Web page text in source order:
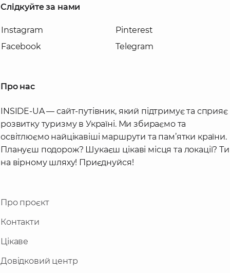
можливість вступу без конкурсу для тих, хто
вже закінчив інші вищі навчальні заклади.
Перші заняття в інституті розпочалися 1
інститутом.
Після завершення будівництва, у квітні 1902
року інститут мав власну базу, яка
складалася з головного корпусу, хімічного
та опалення, дослідного поля, житла для
викладачів, студентської їдальні та інших
Слідкуйте за нами
Instagram
Facebook
Pinterest
Telegram
Про нас
INSIDE-UA — сайт-путівник, який підтримує та сприяє
розвитку туризму в Україні. Ми збираємо та
освітлюємо найцікавіші маршрути та пам’ятки країни.
Плануєш подорож? Шукаєш цікаві місця та локації? Ти
на вірному шляху! Приєднуйся!
Про проєкт
Контакти
Цікаве
Довідковий центр